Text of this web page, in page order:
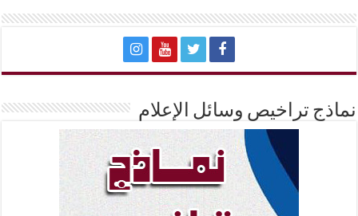
نماذج تراخيص وسائل الإعلام